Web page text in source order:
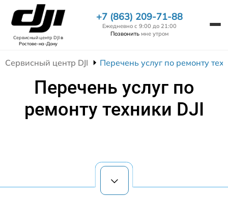
Сервисный центр DJIв
Ростове-на-Дону
+7 (863) 209-71-88
Ежедневно с 9:00 до 21:00
Позвонить мне утром
Сервисный центр DJI Перечень услуг по ремонту
Перечень услуг по
ремонту техники DJI